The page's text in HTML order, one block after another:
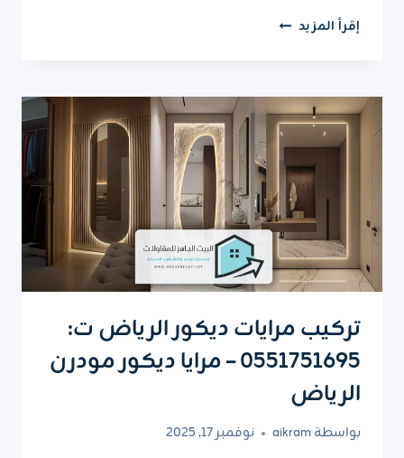
إقرأ المزيد تركيب
الرياض
ت
:
0551751695
ديكور
جبس
بورد
لغرف
النوم
بالرياض
تركيب مرايات ديكور الرياض ت:
0551751695 – مرايا ديكور مودرن
الرياض
بواسطةaikram نوفمبر 17, 2025